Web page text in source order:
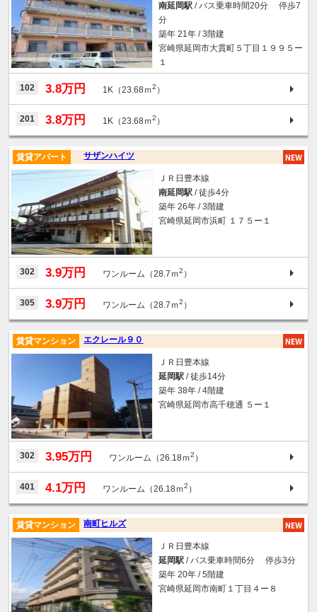
南延岡駅 / バス乗車時間20分 停歩7
分
築年 21年 / 3階建
宮崎県延岡市大貫町５丁目１９９５ー
１
102 3.8万円 1K（23.68ｍ2 ）
201 3.8万円 1K（23.68ｍ2 ）
サザンハイツ
賃貸アパート
ＪＲ日豊本線
南延岡駅 / 徒歩4分
築年 26年 / 3階建
宮崎県延岡市浜町 １７５ー１
302 3.9万円 ワンルーム（28.7ｍ2 ）
305 3.9万円 ワンルーム（28.7ｍ2 ）
エクレール９０
賃貸マンション
ＪＲ日豊本線
延岡駅 / 徒歩14分
築年 38年 / 4階建
宮崎県延岡市高千穂通 ５ー１
302 3.95万円 ワンルーム（26.18ｍ2 ）
401 4.1万円 ワンルーム（26.18ｍ2 ）
南町ヒルズ
賃貸マンション
ＪＲ日豊本線
延岡駅 / バス乗車時間6分 停歩3分
築年 20年 / 5階建
宮崎県延岡市南町１丁目４ー８